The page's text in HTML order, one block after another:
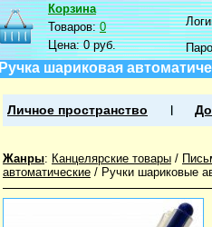
Корзина
Товаров:0
Цена:0 руб.
Ручка шариковая
Личное пространство
Жанры: Канцелярские товары /
автоматические / Ручки шариковые